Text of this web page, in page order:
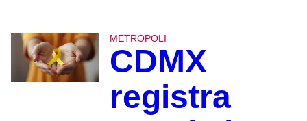
METROPOLI
CDMX
registra